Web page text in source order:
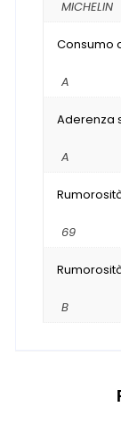
MICHELIN
Consumo
A
Aderenza
A
69
B